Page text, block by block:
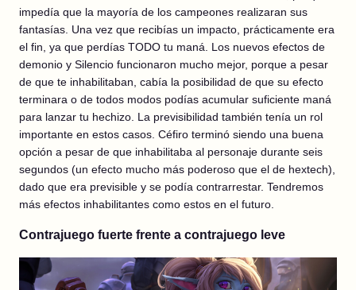
impedía que la mayoría de los campeones realizaran sus
fantasías. Una vez que recibías un impacto, prácticamente era
el fin, ya que perdías TODO tu maná. Los nuevos efectos de
demonio y Silencio funcionaron mucho mejor, porque a pesar
de que te inhabilitaban, cabía la posibilidad de que su efecto
terminara o de todos modos podías acumular suficiente maná
para lanzar tu hechizo. La previsibilidad también tenía un rol
importante en estos casos. Céfiro terminó siendo una buena
opción a pesar de que inhabilitaba al personaje durante seis
segundos (un efecto mucho más poderoso que el de hextech),
dado que era previsible y se podía contrarrestar. Tendremos
más efectos inhabilitantes como estos en el futuro.
Contrajuego fuerte frente a contrajuego leve